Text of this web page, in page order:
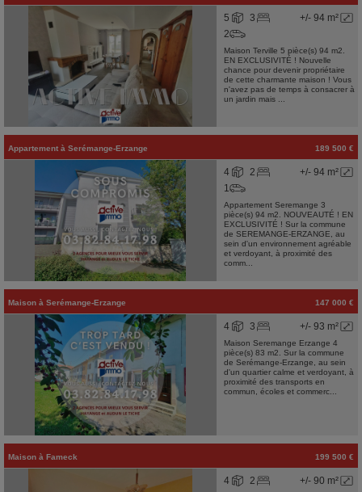
+/- 94 m²
5
3
2
Maison Terville 5 pièce(s) 94 m2.
EN EXCLUSIVITÉ ! Nouvelle
chance pour devenir propriétaire
de cette charmante maison ! Vous
n'avez pas de temps à consacrer à
un jardin mais ...
Appartement à Serémange-Erzange 189 500 €
+/- 94 m²
4
2
1
Appartement Seremange 3
pièce(s) 94 m2. NOUVEAUTÉ ! EN
EXCLUSIVITÉ ! Sur la commune
de SEREMANGE-ERZANGE, au
sein d'un environnement agréable
et verdoyant, à proximité des
comm...
Maison à Serémange-Erzange 147 000 €
+/- 93 m²
4 3
Maison Seremange Erzange 4
pièce(s) 83 m2. Sur la commune
de Serémange-Erzange, au sein
d'un quartier calme et verdoyant, à
proximité des transports en
commun, écoles et commerc...
Maison à Fameck 199 500 €
+/- 90 m²
4 2